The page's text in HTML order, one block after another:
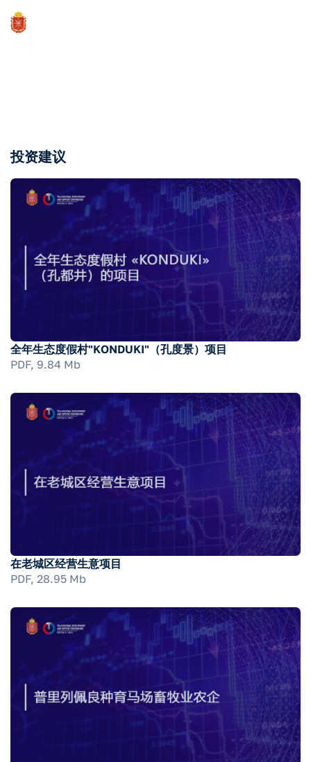
投资建议
PDF, 9.84 Mb
全年生态度假村"KONDUKI"（孔度景）项目
PDF, 28.95 Mb
在老城区经营生意项目